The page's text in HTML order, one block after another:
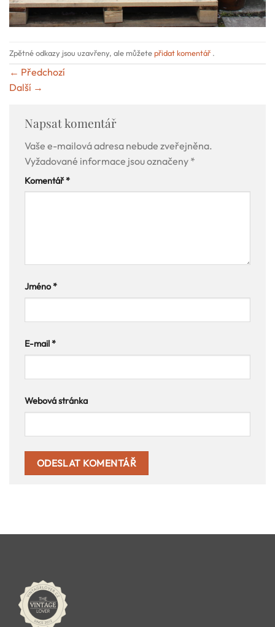
Zpětné odkazy jsou uzavřeny, ale můžetepřidat komentář .
← Předchozí
Další →
Napsat komentář
Vaše e-mailová adresa nebude zveřejněna.
Vyžadované informace jsou označeny *
Komentář*
Jméno*
E-mail*
Webová stránka